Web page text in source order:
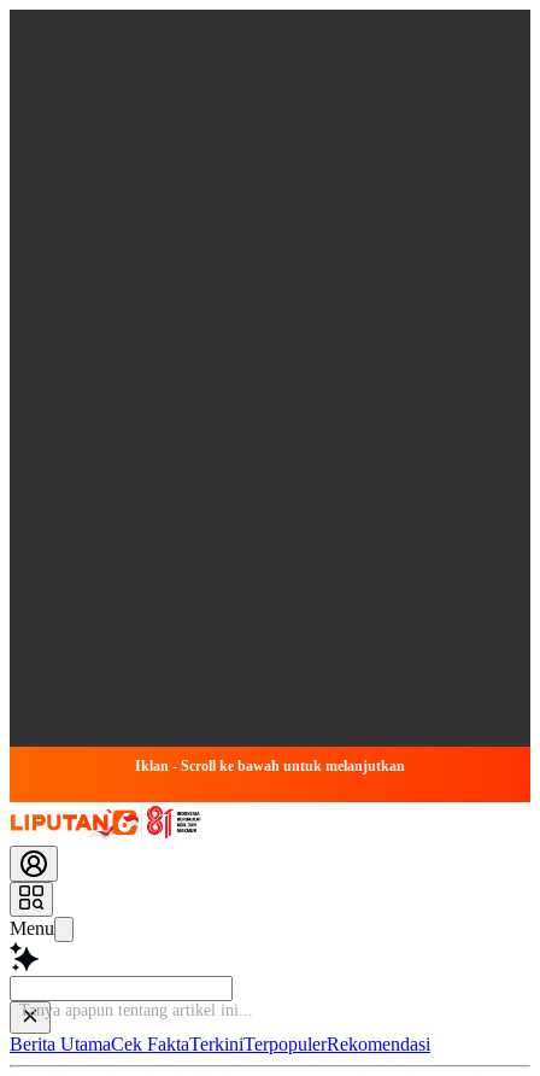
Iklan - Scroll ke bawah untuk melanjutkan
Menu
Tan
Berita UtamaCek FaktaTerkiniTerpopulerRekomendasi